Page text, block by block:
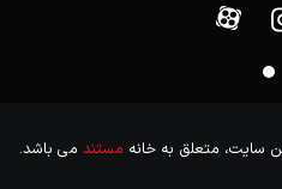
سایت، متعلق به خانه مستند می باشد.